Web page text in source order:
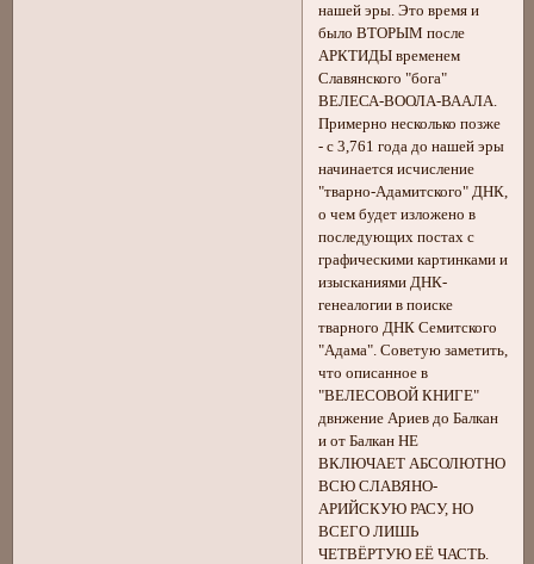
нашей эры. Это время и
было ВТОРЫМ после
АРКТИДЫ временем
Славянского "бога"
ВЕЛЕСА-ВООЛА-ВААЛА.
Примерно несколько позже
- с 3,761 года до нашей эры
начинается исчисление
"тварно-Адамитского" ДНК,
о чем будет изложено в
последующих постах с
графическими картинками и
изысканиями ДНК-
генеалогии в поиске
тварного ДНК Семитского
"Адама". Советую заметить,
что описанное в
"ВЕЛЕСОВОЙ КНИГЕ"
двнжение Ариев до Балкан
и от Балкан НЕ
ВКЛЮЧАЕТ АБСОЛЮТНО
ВСЮ СЛАВЯНО-
АРИЙСКУЮ РАСУ, НО
ВСЕГО ЛИШЬ
ЧЕТВЁРТУЮ ЕЁ ЧАСТЬ.